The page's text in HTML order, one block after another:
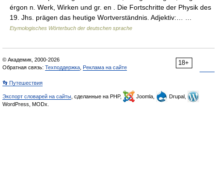
érgon n. Werk, Wirken und gr. en . Die Fortschritte der Physik des
19. Jhs. prägen das heutige Wortverständnis. Adjektiv:… …
Etymologisches Wörterbuch der deutschen sprache
18+
© Академик, 2000-2026
Обратная связь: Техподдержка Реклама на сайте
👣 Путешествия
Экспорт словарей на сайты , сделанные на PHP, Joomla,
Drupal,
WordPress, MODx.